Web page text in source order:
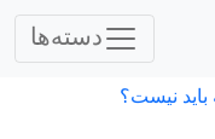
دسته‌ها
نیست؟